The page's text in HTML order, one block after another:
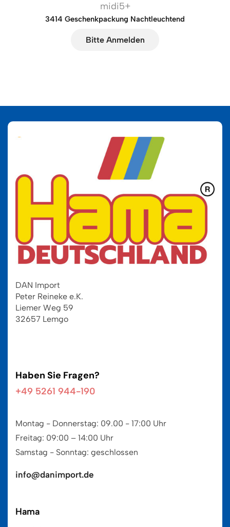
midi5+
3414 Geschenkpackung Nachtleuchtend
Bitte Anmelden
DAN Import
Peter Reineke e.K.
Liemer Weg 59
32657 Lemgo
Haben Sie Fragen?
+49 5261 944-190
Montag - Donnerstag: 09.00 - 17:00 Uhr
Freitag: 09:00 – 14:00 Uhr
Samstag - Sonntag: geschlossen
info@danimport.de
Hama